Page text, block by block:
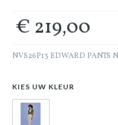
€ 219,00
NVS26P13 EDWARD PANTS
KIES UW KLEUR